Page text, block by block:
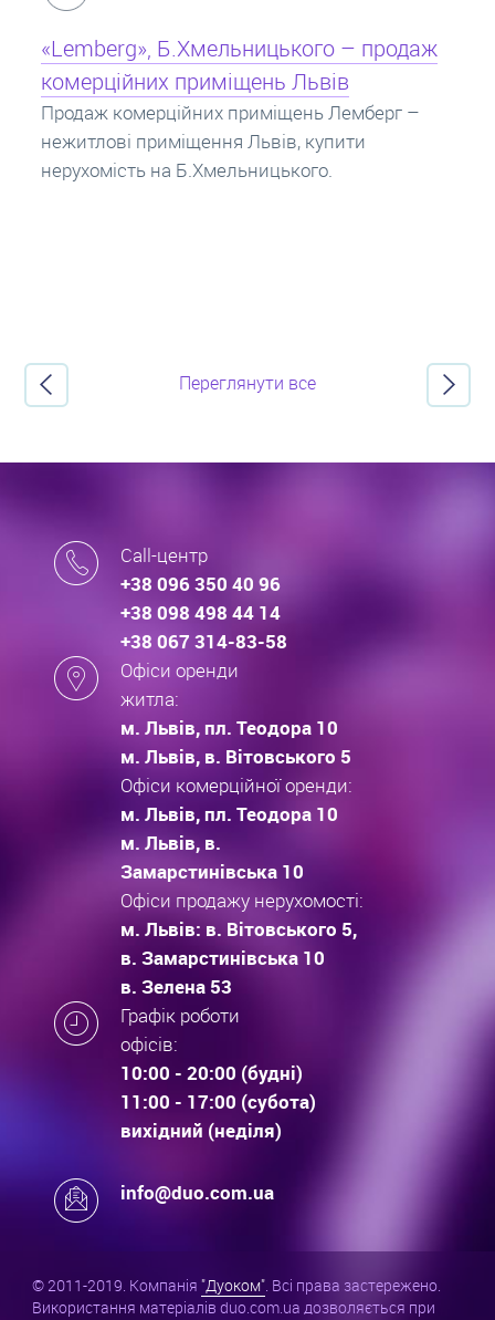
Кредит під заставу нерухомості: іпотека
Іпотека на квартиру – кредит на житло під
заставу нерухомості. Купити в іпотеку – що
потрібно знати? Консультація від Експертів
про іпотечні кредити.
Переглянути все
Call-центр
+38 096 350 40 96
+38 098 498 44 14
+38 067 314-83-58
Офіси оренди
житла:
м. Львів, пл. Теодора 10
м. Львів, в. Вітовського 5
Офіси комерційної оренди:
м. Львів, пл. Теодора 10
м. Львів, в.
Замарстинівська 10
Офіси продажу нерухомості:
м. Львів: в. Вітовського 5,
в. Замарстинівська 10
в. Зелена 53
Графік роботи
офісів:
10:00 - 20:00 (будні)
11:00 - 17:00 (субота)
вихідний (неділя)
info@duo.com.ua
© 2011-2019. Компанія "Дуоком". Всі права застережено.
Використання матеріалів duo.com.ua дозволяється при